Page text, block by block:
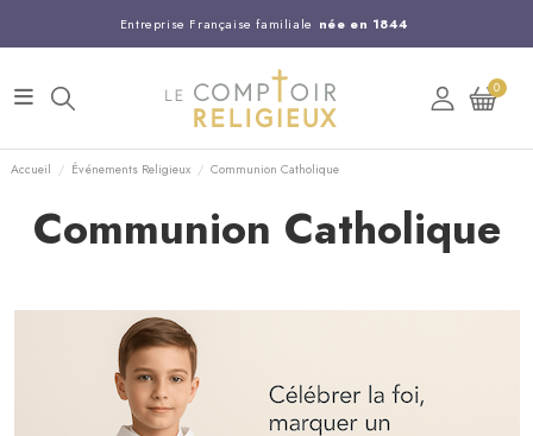
Entreprise Française familiale née en 1844
Support client disponible au
Commandez avant 14H, expédition le jour même !
0
Accueil Événements Religieux Communion Catholique
Communion Catholique